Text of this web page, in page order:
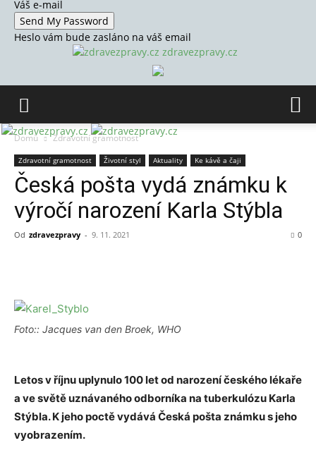
Váš e-mail
Heslo vám bude zasláno na váš email
zdravezpravy.cz
Domů Zdravotní gramotnost
Zdravotní gramotnost Životní styl Aktuality Ke kávě a čaji
Česká pošta vydá známku k
výročí narození Karla Stýbla
Od zdravezpravy - 9. 11. 2021 0
Foto:: Jacques van den Broek, WHO
Letos v říjnu uplynulo 100 let od narození českého lékaře
a ve světě uznávaného odborníka na tuberkulózu Karla
Stýbla. K jeho poctě vydává Česká pošta známku s jeho
vyobrazením.